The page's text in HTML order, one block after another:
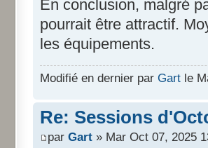
En conclusion, malgré
pourrait être attractif.
les équipements.
Modifié en dernier par Gart le
Re: Sessions
par Gart » Mar Oct 07, 2025